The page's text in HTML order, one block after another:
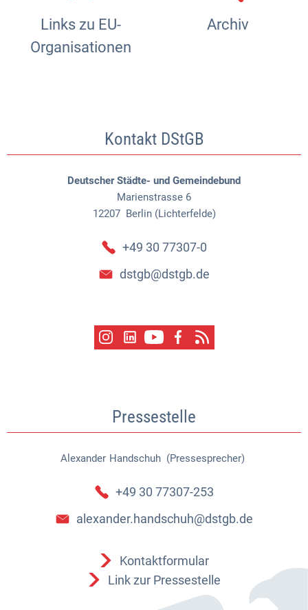
Links zu EU-
Organisationen
Archiv
Kontakt DStGB
Deutscher Städte- und Gemeindebund
Marienstrasse 6
12207 Berlin (Lichterfelde)
+49 30 77307-0
dstgb@dstgb.de
Pressestelle
Alexander Handschuh (Pressesprecher)
Alexander Handschuh
+49 30 77307-253
alexander.handschuh@dstgb.de
Kontaktformular
Link zur Pressestelle